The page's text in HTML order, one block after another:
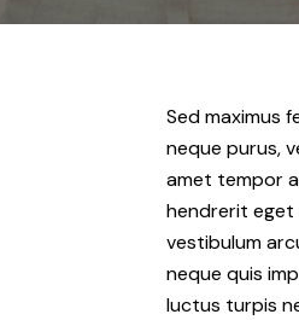
Sed maximus
neque purus,
amet tempor
hendrerit eget
vestibulum
neque quis
luctus turpis